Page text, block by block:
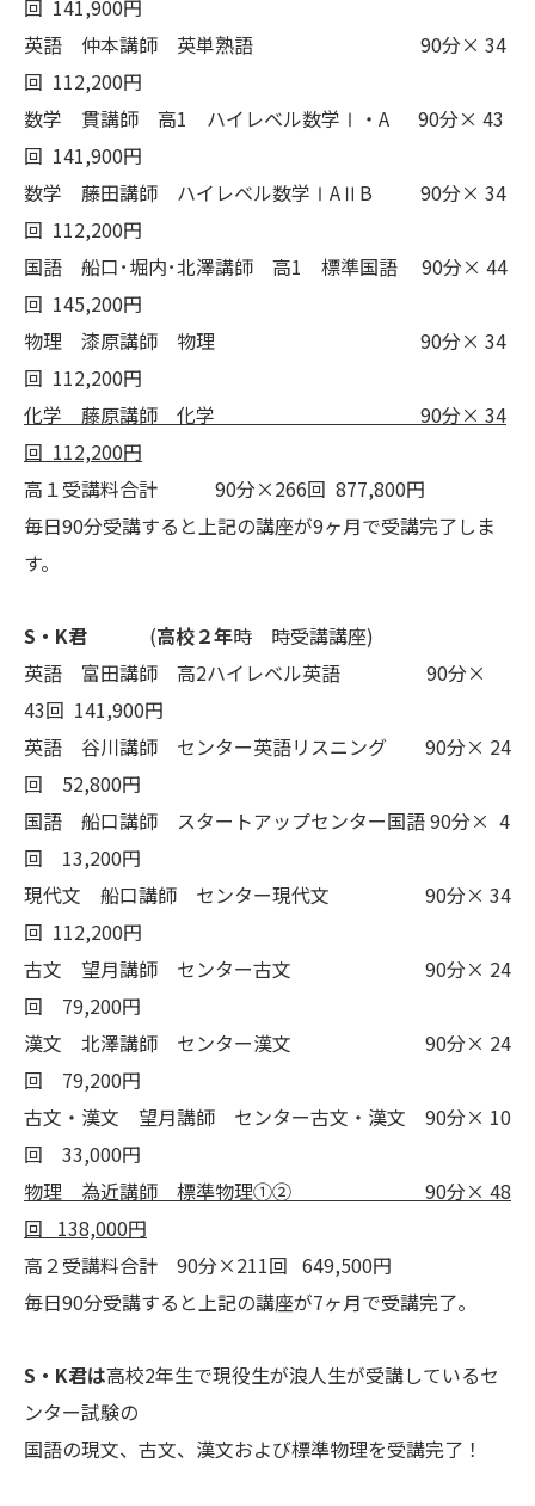
回 141,900円
英語 仲本講師 英単熟語 90分× 34
回 112,200円
数学 貫講師 高1 ハイレベル数学Ⅰ・A 90分× 43
回 141,900円
数学 藤田講師 ハイレベル数学ⅠAⅡB 90分× 34
回 112,200円
国語 船口･堀内･北澤講師 高1 標準国語 90分× 44
回 145,200円
物理 漆原講師 物理 90分× 34
回 112,200円
化学 藤原講師 化学
90分× 34
回 112,200円
高１受講料合計 90分×266回 877,800円
毎日90分受講すると上記の講座が9ヶ月で受講完了しま
す。
S・K君 (高校２年時 時受講講座)
英語 富田講師 高2ハイレベル英語 90分×
43回 141,900円
英語 谷川講師 センター英語リスニング 90分× 24
回 52,800円
国語 船口講師 スタートアップセンター国語 90分× 4
回 13,200円
現代文 船口講師 センター現代文 90分× 34
回 112,200円
古文 望月講師 センター古文 90分× 24
回 79,200円
漢文 北澤講師 センター漢文 90分× 24
回 79,200円
古文・漢文 望月講師 センター古文・漢文 90分× 10
回 33,000円
物理 為近講師 標準物理①② 90分× 48
回 138,000円
高２受講料合計 90分×211回 649,500円
毎日90分受講すると上記の講座が7ヶ月で受講完了。
S・K君は高校2年生で現役生が浪人生が受講しているセ
ンター試験の
国語の現文、古文、漢文および標準物理を受講完了！